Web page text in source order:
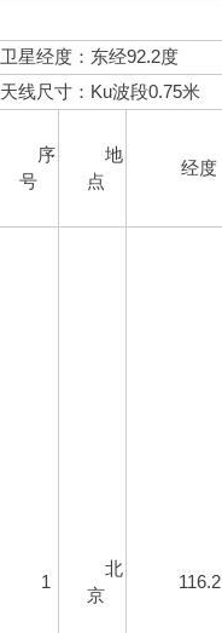
卫星经度：东经92.2度
天线尺寸：Ku波段0.75米
序
号
地
点
经度
1
北
京
116.2